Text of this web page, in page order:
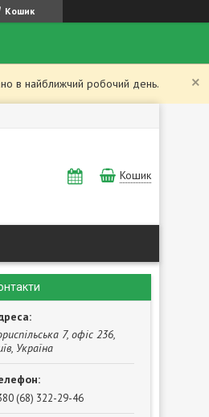
Кошик
в найближчий робочий день.
Кошик
7, офіс 236,
Україна
(68) 322-29-46